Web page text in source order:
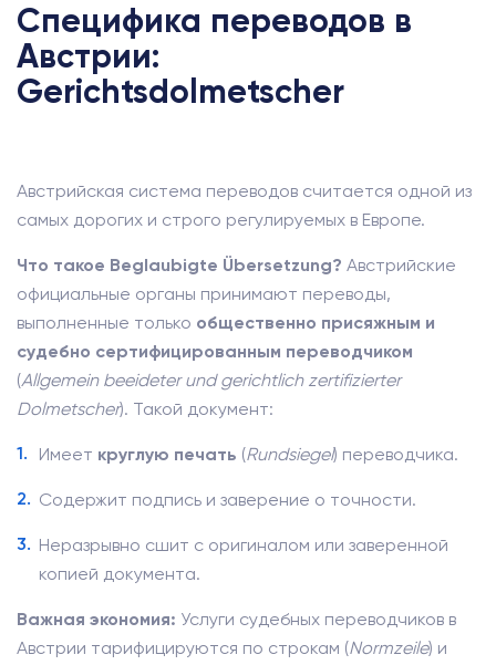
Специфика переводов в
Австрии:
Gerichtsdolmetscher
Австрийская система переводов считается одной из
самых дорогих и строго регулируемых в Европе.
Что такое Beglaubigte Übersetzung? Австрийские
официальные органы принимают переводы,
выполненные только общественно присяжным и
судебно сертифицированным переводчиком
(Allgemein beeideter und gerichtlich zertifizierter
Dolmetscher). Такой документ:
Имеет круглую печать (Rundsiegel) переводчика.
Содержит подпись и заверение о точности.
Неразрывно сшит с оригиналом или заверенной
копией документа.
Важная экономия: Услуги судебных переводчиков в
Австрии тарифицируются по строкам (Normzeile) и